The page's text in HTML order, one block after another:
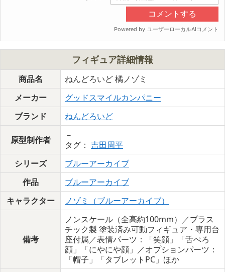
フィギュア詳細情報
商品名
ねんどろいど 橘ノゾミ
メーカー
グッドスマイルカンパニー
ブランド
ねんどろいど
原型制作者
－
タグ： 吉田周平
シリーズ
ブルーアーカイブ
作品
ブルーアーカイブ
キャラクター
ノゾミ（ブルーアーカイブ）
備考
ノンスケール（全高約100mm）／プラス
チック製 塗装済み可動フィギュア・専用台
座付属／表情パーツ：「笑顔」「舌ぺろ
顔」「にやにや顔」／オプションパーツ：
「帽子」「タブレットPC」ほか